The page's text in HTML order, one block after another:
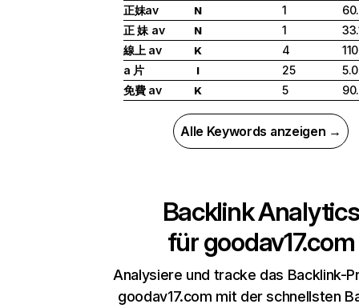
正妹av
N 1
正 妹 av
N 1
線上 av
K 4
a 片
I 25
免費 av
K 5
Alle Keywords anzeigen →
Backlink Analytics
fürgoodav17.com
Analysiere und tracke das Backlink-
goodav17.com mit der schnellsten